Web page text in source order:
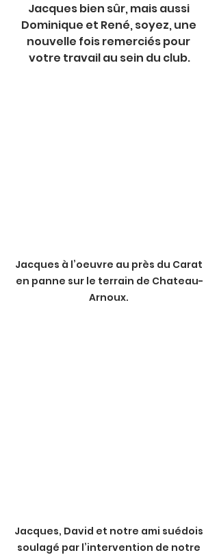
Jacques bien sûr, mais aussi
Dominique et René, soyez, une
nouvelle fois remerciés pour
votre travail au sein du club.
Jacques à l’oeuvre au près du Carat
en panne sur le terrain de Chateau-
Arnoux.
Jacques, David et notre ami suédois
soulagé par l’intervention de notre